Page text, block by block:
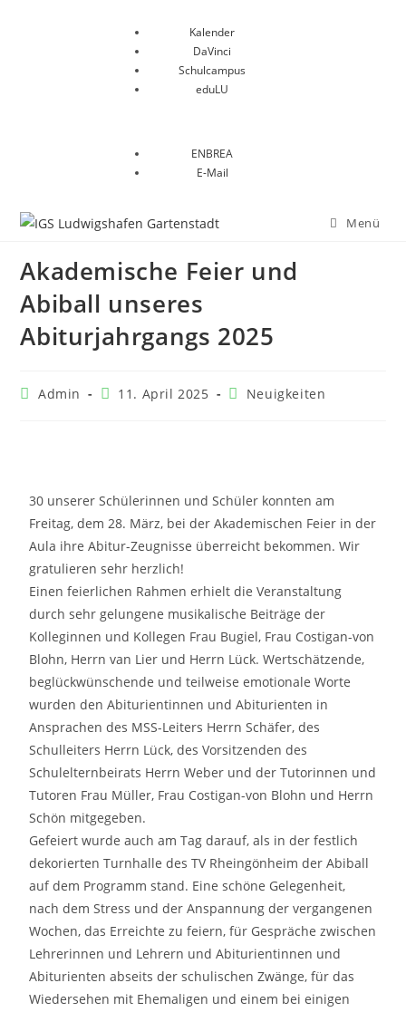
Kalender
DaVinci
Schulcampus
eduLU
ENBREA
E-Mail
Menü
Akademische Feier und
Abiball unseres
Abiturjahrgangs 2025
Admin 11. April 2025 Neuigkeiten
30 unserer Schülerinnen und Schüler konnten am
Freitag, dem 28. März, bei der Akademischen Feier in der
Aula ihre Abitur-Zeugnisse überreicht bekommen. Wir
gratulieren sehr herzlich!
Einen feierlichen Rahmen erhielt die Veranstaltung
durch sehr gelungene musikalische Beiträge der
Kolleginnen und Kollegen Frau Bugiel, Frau Costigan-von
Blohn, Herrn van Lier und Herrn Lück. Wertschätzende,
beglückwünschende und teilweise emotionale Worte
wurden den Abiturientinnen und Abiturienten in
Ansprachen des MSS-Leiters Herrn Schäfer, des
Schulleiters Herrn Lück, des Vorsitzenden des
Schulelternbeirats Herrn Weber und der Tutorinnen und
Tutoren Frau Müller, Frau Costigan-von Blohn und Herrn
Schön mitgegeben.
Gefeiert wurde auch am Tag darauf, als in der festlich
dekorierten Turnhalle des TV Rheingönheim der Abiball
auf dem Programm stand. Eine schöne Gelegenheit,
nach dem Stress und der Anspannung der vergangenen
Wochen, das Erreichte zu feiern, für Gespräche zwischen
Lehrerinnen und Lehrern und Abiturientinnen und
Abiturienten abseits der schulischen Zwänge, für das
Wiedersehen mit Ehemaligen und einem bei einigen